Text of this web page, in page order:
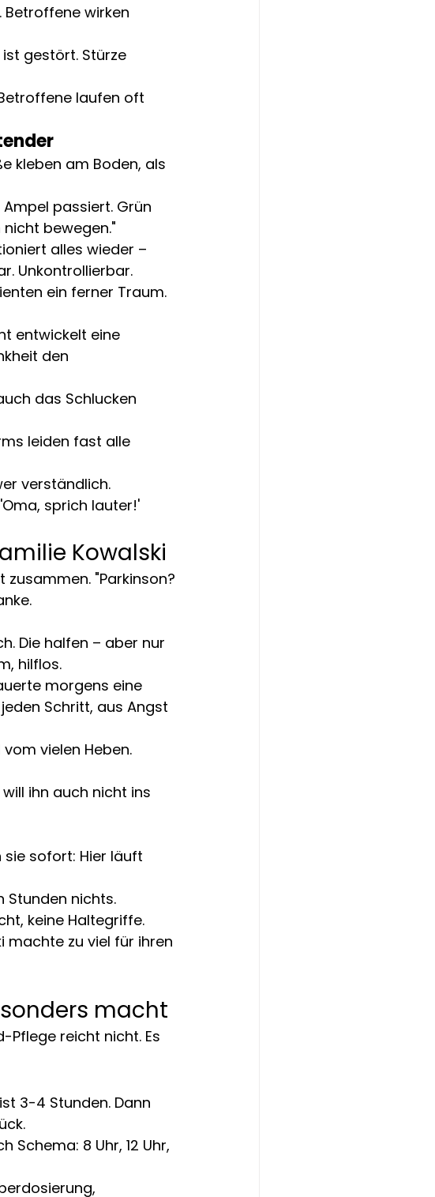
Betroffene wirken
gestört. Stürze
laufen oft
kleben am Boden, als
passiert. Grün
bewegen."
alles wieder –
Unkontrollierbar.
ein ferner Traum.
entwickelt eine
den
das Schlucken
leiden fast alle
verständlich.
sprich lauter!'
Kowalski
zusammen. "Parkinson?
Die halfen – aber nur
hilflos.
morgens eine
Schritt, aus Angst
vielen Heben.
ihn auch nicht ins
sofort: Hier läuft
Stunden nichts.
keine Haltegriffe.
machte zu viel für ihren
macht
Pflege reicht nicht. Es
3-4 Stunden. Dann
Schema: 8 Uhr, 12 Uhr,